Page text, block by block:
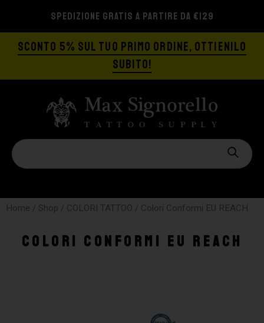
SPEDIZIONE GRATIS A PARTIRE DA €129
SCONTO 5% SUL TUO PRIMO ORDINE, OTTIENILO
SUBITO!
Home / Shop / COLORI TATTOO / Colori Conformi EU REACH
Colori Conformi EU REACH